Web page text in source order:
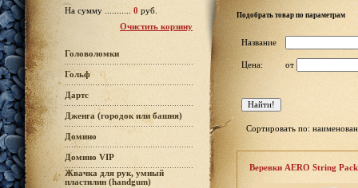
На сумму ...........0 руб.
Очистить корзину
Головоломки
Гольф
Дартс
Дженга (городок или башня)
Домино
Домино VIP
Жвачка для рук, умный
пластилин (handgum)
Подобрать товар по параметрам
Название
Цена: от
Сортировать по:
Веревки AERO String